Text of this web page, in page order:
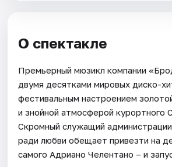
О спектакле
Премьерный мюзикл компании
двумя десятками мировых диско-
фестивальным настроением
и знойной атмосферой курортного
Скромный служащий
ради любви обещает привезти на
самого Адриано Челентано – и